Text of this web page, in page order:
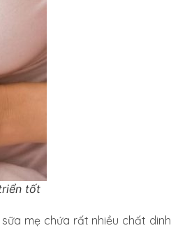
tốt
mẹ chứa rất nhiều chất dinh